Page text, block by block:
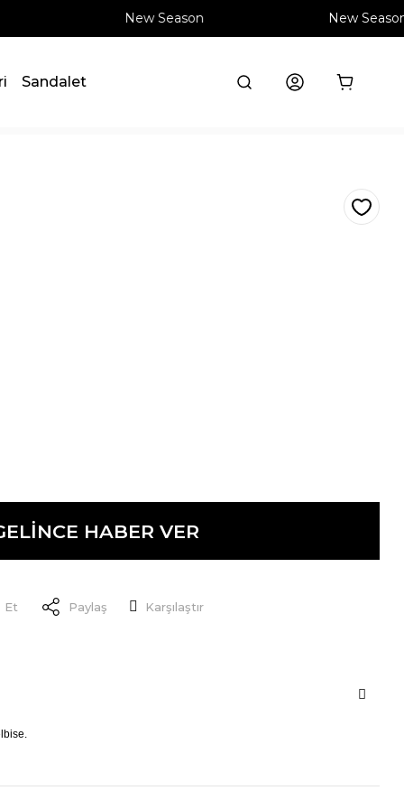
New Season New Season
Sandalet
HABER VER
Et Paylaş Karşılaştır